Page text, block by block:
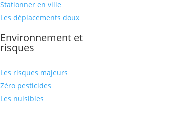
Stationner en ville
Les déplacements doux
Environnement et
risques
Les risques majeurs
Zéro pesticides
Les nuisibles